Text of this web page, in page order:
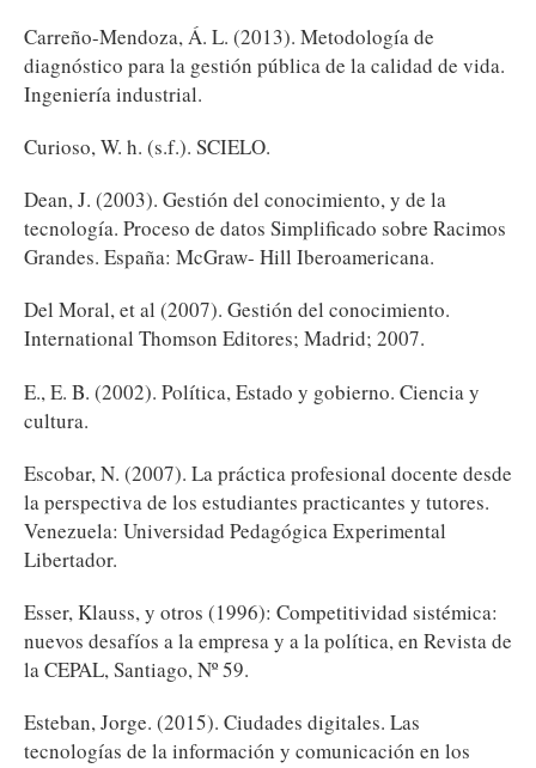
Carreño-Mendoza, Á. L. (2013). Metodología de
diagnóstico para la gestión pública de la calidad de vida.
Ingeniería industrial.
Curioso, W. h. (s.f.). SCIELO.
Dean, J. (2003). Gestión del conocimiento, y de la
tecnología. Proceso de datos Simplificado sobre Racimos
Grandes. España: McGraw- Hill Iberoamericana.
Del Moral, et al (2007). Gestión del conocimiento.
International Thomson Editores; Madrid; 2007.
E., E. B. (2002). Política, Estado y gobierno. Ciencia y
cultura.
Escobar, N. (2007). La práctica profesional docente desde
la perspectiva de los estudiantes practicantes y tutores.
Venezuela: Universidad Pedagógica Experimental
Libertador.
Esser, Klauss, y otros (1996): Competitividad sistémica:
nuevos desafíos a la empresa y a la política, en Revista de
la CEPAL, Santiago, Nº 59.
Esteban, Jorge. (2015). Ciudades digitales. Las
tecnologías de la información y comunicación en los